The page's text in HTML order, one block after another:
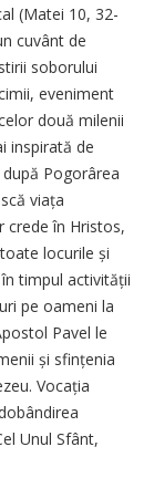
(Matei 10, 32-
cuvânt de
soborului
eveniment
două milenii
inspirată de
Pogorârea
viața
crede în ­Hristos,
locurile și
timpul activității
pe oameni la
Pavel le
și sfințenia
Vocația
Unul Sfânt,